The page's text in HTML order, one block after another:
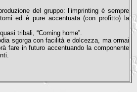
del gruppo: l’imprinting è sempre
ed è pure accentuata (con profitto) la
tribali, “Coming home”.
sgorga con facilità e dolcezza, ma ormai
fare in futuro accentuando la componente